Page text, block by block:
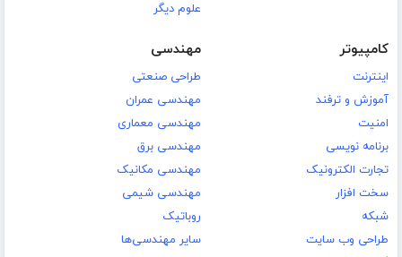
علوم دیگر
کامپیوتر
اینترنت
آموزش و ترفند
امنیت
برنامه نویسی
تجارت الکترونیک
سخت افزار
شبکه
طراحی وب سایت
مهندسی
طراحی صنعتی
مهندسی عمران
مهندسی معماری
مهندسی برق
مهندسی مکانیک
مهندسی شیمی
روباتیک
سایر مهندسی‌ها